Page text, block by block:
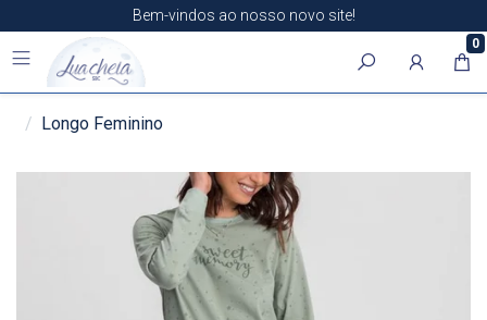
Bem-vindos ao nosso novo site!
0
Longo Feminino